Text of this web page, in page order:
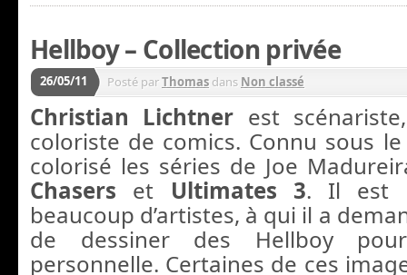
Hellboy – Collection privée
26/05/11 Posté parThomas dans Non classé
Christian Lichtner est
coloriste de comics. Connu sous
colorisé les séries de Joe
Chasers et Ultimates 3. Il est
beaucoup d’artistes, à qui il a
de dessiner des Hellboy
personnelle. Certaines de ces